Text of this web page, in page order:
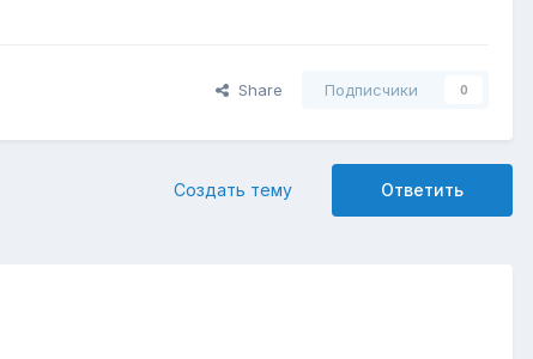
Share Подписчики 0
Ответить
Создать тему